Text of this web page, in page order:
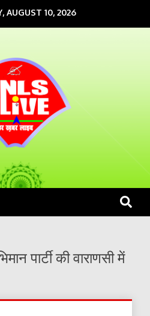
AUGUST 10, 2026
Portal
पार्टी की वाराणसी में